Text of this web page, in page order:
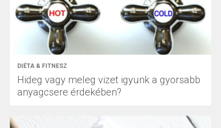
DIÉTA & FITNESZ
Hideg vagy meleg vizet igyunk a gyorsabb
anyagcsere érdekében?